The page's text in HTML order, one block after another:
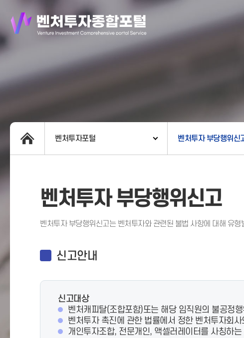
벤처투자포털 벤처투자 부당행위신
벤처투자 부당행위신고
벤처투자 부당행위신고는 벤처투자와 관련된 불법 사항에 대해 유형
신고안내
신고대상
벤처캐피탈(조합포함)또는 해당 임직원의 불공정행
벤처투자 촉진에 관한 법률에서 정한 벤처투자회
개인투자조합, 전문개인, 액셀러레이터를 사칭하는